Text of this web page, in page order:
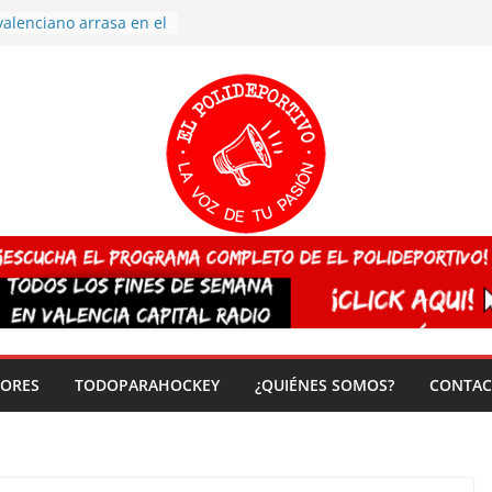
arrasa en el
más talento y
concluyen los
TRICV 2025-2026
TODOPARAHOCKEY ¿QUIÉNES SOMOS?